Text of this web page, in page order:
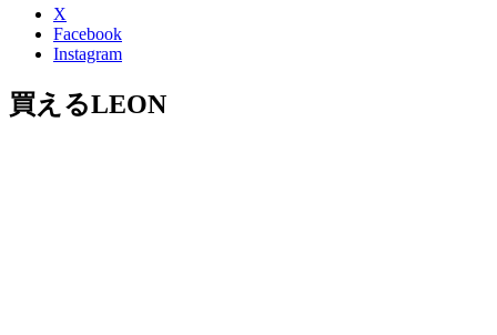
X
Facebook
Instagram
買えるLEON